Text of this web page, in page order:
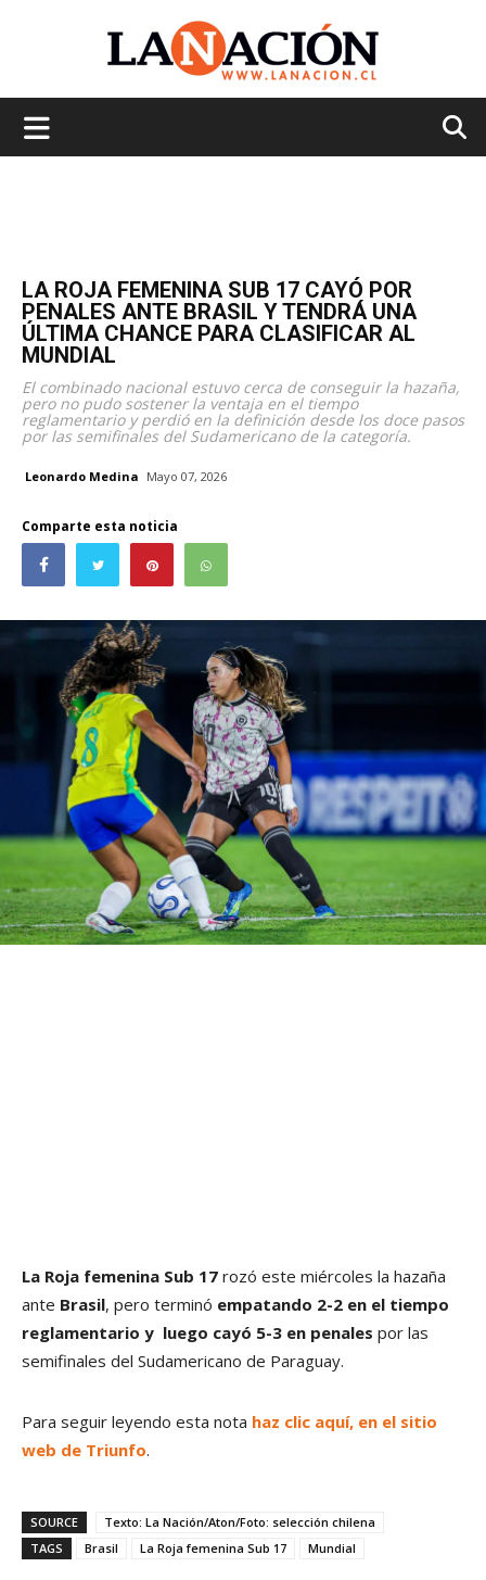
LA ROJA FEMENINA SUB 17 CAYÓ POR
PENALES ANTE BRASIL Y TENDRÁ UNA
ÚLTIMA CHANCE PARA CLASIFICAR AL
MUNDIAL
El combinado nacional estuvo cerca de conseguir la hazaña,
pero no pudo sostener la ventaja en el tiempo
reglamentario y perdió en la definición desde los doce pasos
por las semifinales del Sudamericano de la categoría.
Leonardo Medina Mayo 07, 2026
Comparte esta noticia
La Roja femenina Sub 17 rozó este miércoles la hazaña
ante Brasil, pero terminó empatando 2-2 en el tiempo
reglamentario y luego cayó 5-3 en penales por las
semifinales del Sudamericano de Paraguay.
Para seguir leyendo esta nota haz clic aquí, en el sitio
web de Triunfo.
SOURCE
Texto: La Nación/Aton/Foto: selección chilena
TAGS
Brasil La Roja femenina Sub 17 Mundial